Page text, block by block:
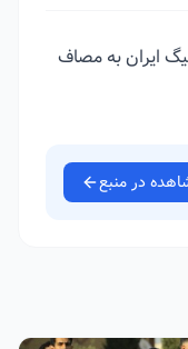
ایران به مصاف
در منبع